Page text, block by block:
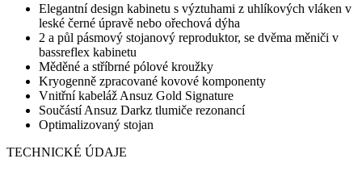
Elegantní design kabinetu s výztuhami z uhlíkových vláken v
leské černé úpravě nebo ořechová dýha
2 a půl pásmový stojanový reproduktor, se dvěma měniči v
bassreflex kabinetu
Měděné a stříbrné pólové kroužky
Kryogenně zpracované kovové komponenty
Vnitřní kabeláž Ansuz Gold Signature
Součástí Ansuz Darkz tlumiče rezonancí
Optimalizovaný stojan
TECHNICKÉ ÚDAJE